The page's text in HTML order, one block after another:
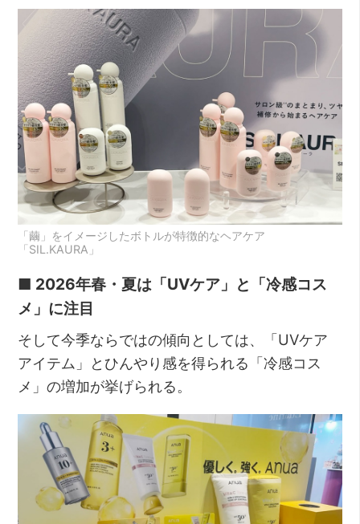
「繭」をイメージしたボトルが特徴的なヘアケア
「SIL.KAURA」
■ 2026年春・夏は「UVケア」と「冷感コス
メ」に注目
そして今季ならではの傾向としては、「UVケア
アイテム」とひんやり感を得られる「冷感コス
メ」の増加が挙げられる。